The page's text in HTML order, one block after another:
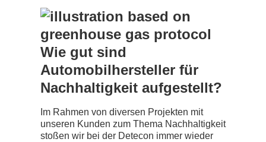
Wie gut sind
Automobilhersteller für
Nachhaltigkeit aufgestellt?
Im Rahmen von diversen Projekten mit
unseren Kunden zum Thema Nachhaltigkeit
stoßen wir bei der Detecon immer wieder